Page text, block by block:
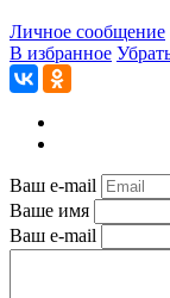
Личное сообщение
В избранное
Ваш e-mail
Ваше имя
Ваш e-mail